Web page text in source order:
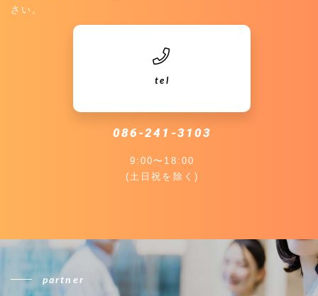
さい。
tel
086-241-3103
9:00〜18:00
(土日祝を除く)
partner